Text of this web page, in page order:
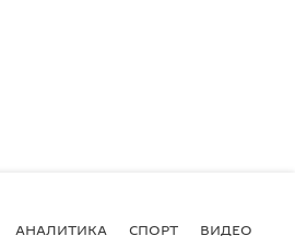
АНАЛИТИКА СПОРТ ВИДЕО